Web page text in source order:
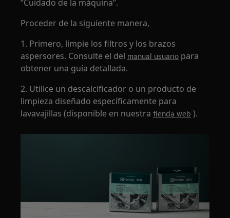
“Cuidado de la máquina”.
Proceder de la siguiente manera,
1. Primero, limpie los filtros y los brazos
aspersores. Consulte el del manual usuario para
obtener una guía detallada.
2. Utilice un descalcificador o un producto de
limpieza diseñado específicamente para
lavavajillas (disponible en nuestratienda web ).